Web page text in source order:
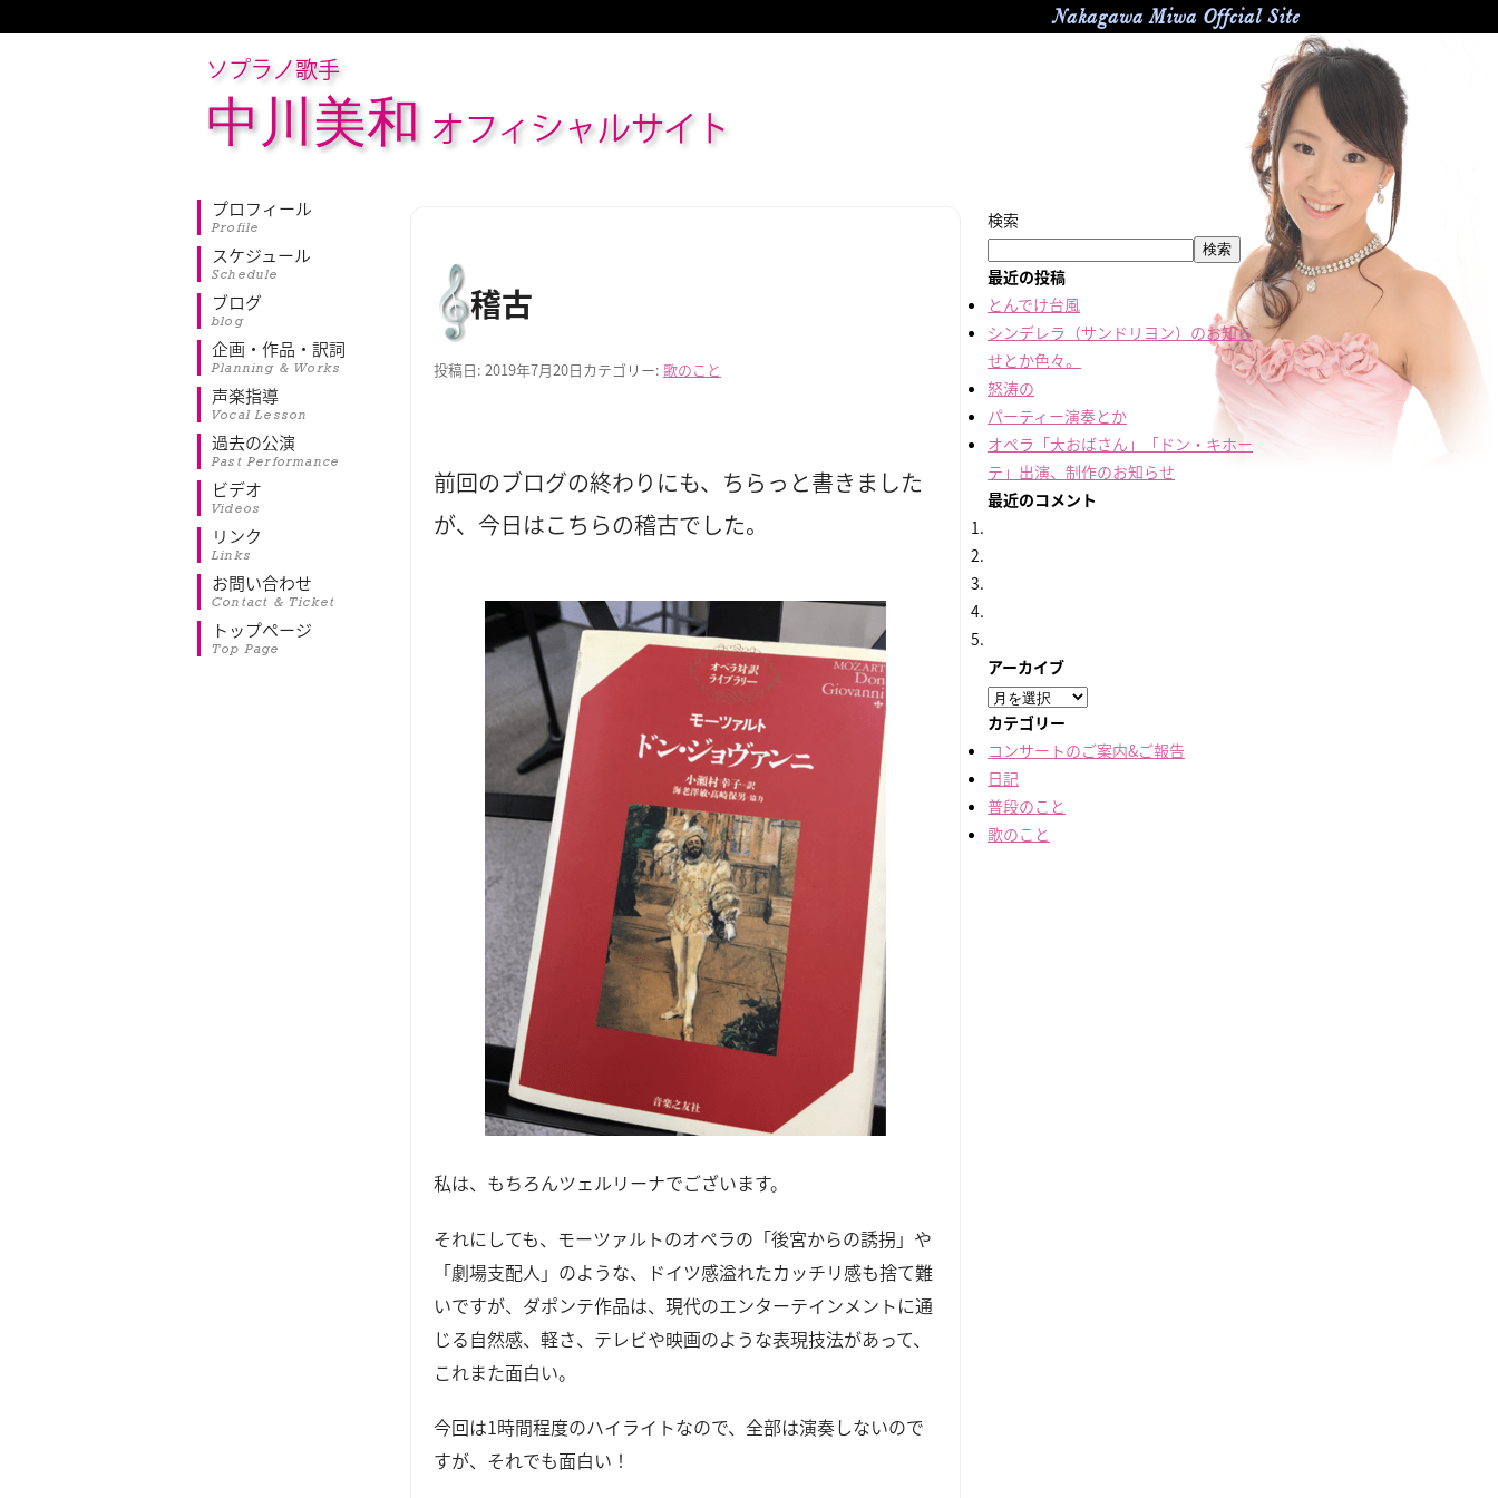
Nakagawa Miwa Offcial Site
ソプラノ歌手
中川美和 オフィシャルサイト
プロフィール
Profile
スケジュール
Schedule
ブログ
blog
企画・作品・訳詞
Planning & Works
声楽指導
Vocal Lesson
過去の公演
Past Performance
ビデオ
Videos
リンク
Links
お問い合わせ
Contact & Ticket
トップページ
Top Page
稽古
投稿日: 2019年7月20日カテゴリー: 歌のこと
前回のブログの終わりにも、ちらっと書きました
が、今日はこちらの稽古でした。
私は、もちろんツェルリーナでございます。
それにしても、モーツァルトのオペラの「後宮からの誘拐」や
「劇場支配人」のような、ドイツ感溢れたカッチリ感も捨て難
いですが、ダポンテ作品は、現代のエンターテインメントに通
じる自然感、軽さ、テレビや映画のような表現技法があって、
これまた面白い。
今回は1時間程度のハイライトなので、全部は演奏しないので
すが、それでも面白い！
検索
検索
最近の投稿
とんでけ台風
シンデレラ（サンドリヨン）のお知ら
せとか色々。
怒涛の
パーティー演奏とか
オペラ「大おばさん」「ドン・キホー
テ」出演、制作のお知らせ
最近のコメント
アーカイブ
ア
ー
カ
イ
ブ
カテゴリー
コンサートのご案内&ご報告
日記
普段のこと
歌のこと